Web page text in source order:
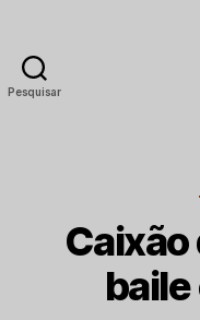
Pesquisar
Caixão